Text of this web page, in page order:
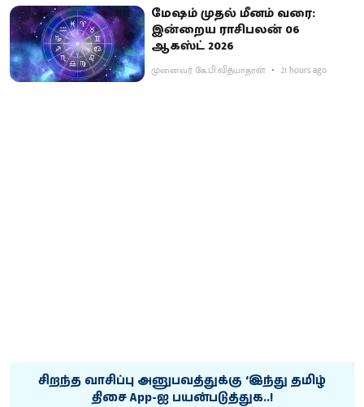
மேஷம் முதல் மீனம் வரை:
இன்றைய ராசிபலன் 06
ஆகஸ்ட் 2026
முனைவர் கே.பி.வித்யாதரன் 21 hours ago
சிறந்த வாசிப்பு அனுபவத்துக்கு ‘இந்து தமிழ்
திசை App-ஐ பயன்படுத்துக..!